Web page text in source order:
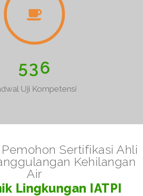
536
Uji Kompetensi
Sertifikasi Ahli
Kehilangan
Air
Lingkungan IATPI